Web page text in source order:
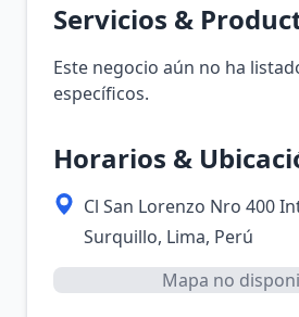
Servicios &
Este negocio aún no ha
específicos.
Horarios &
Cl San Lorenzo Nro 400
Surquillo, Lima, Perú
Mapa no